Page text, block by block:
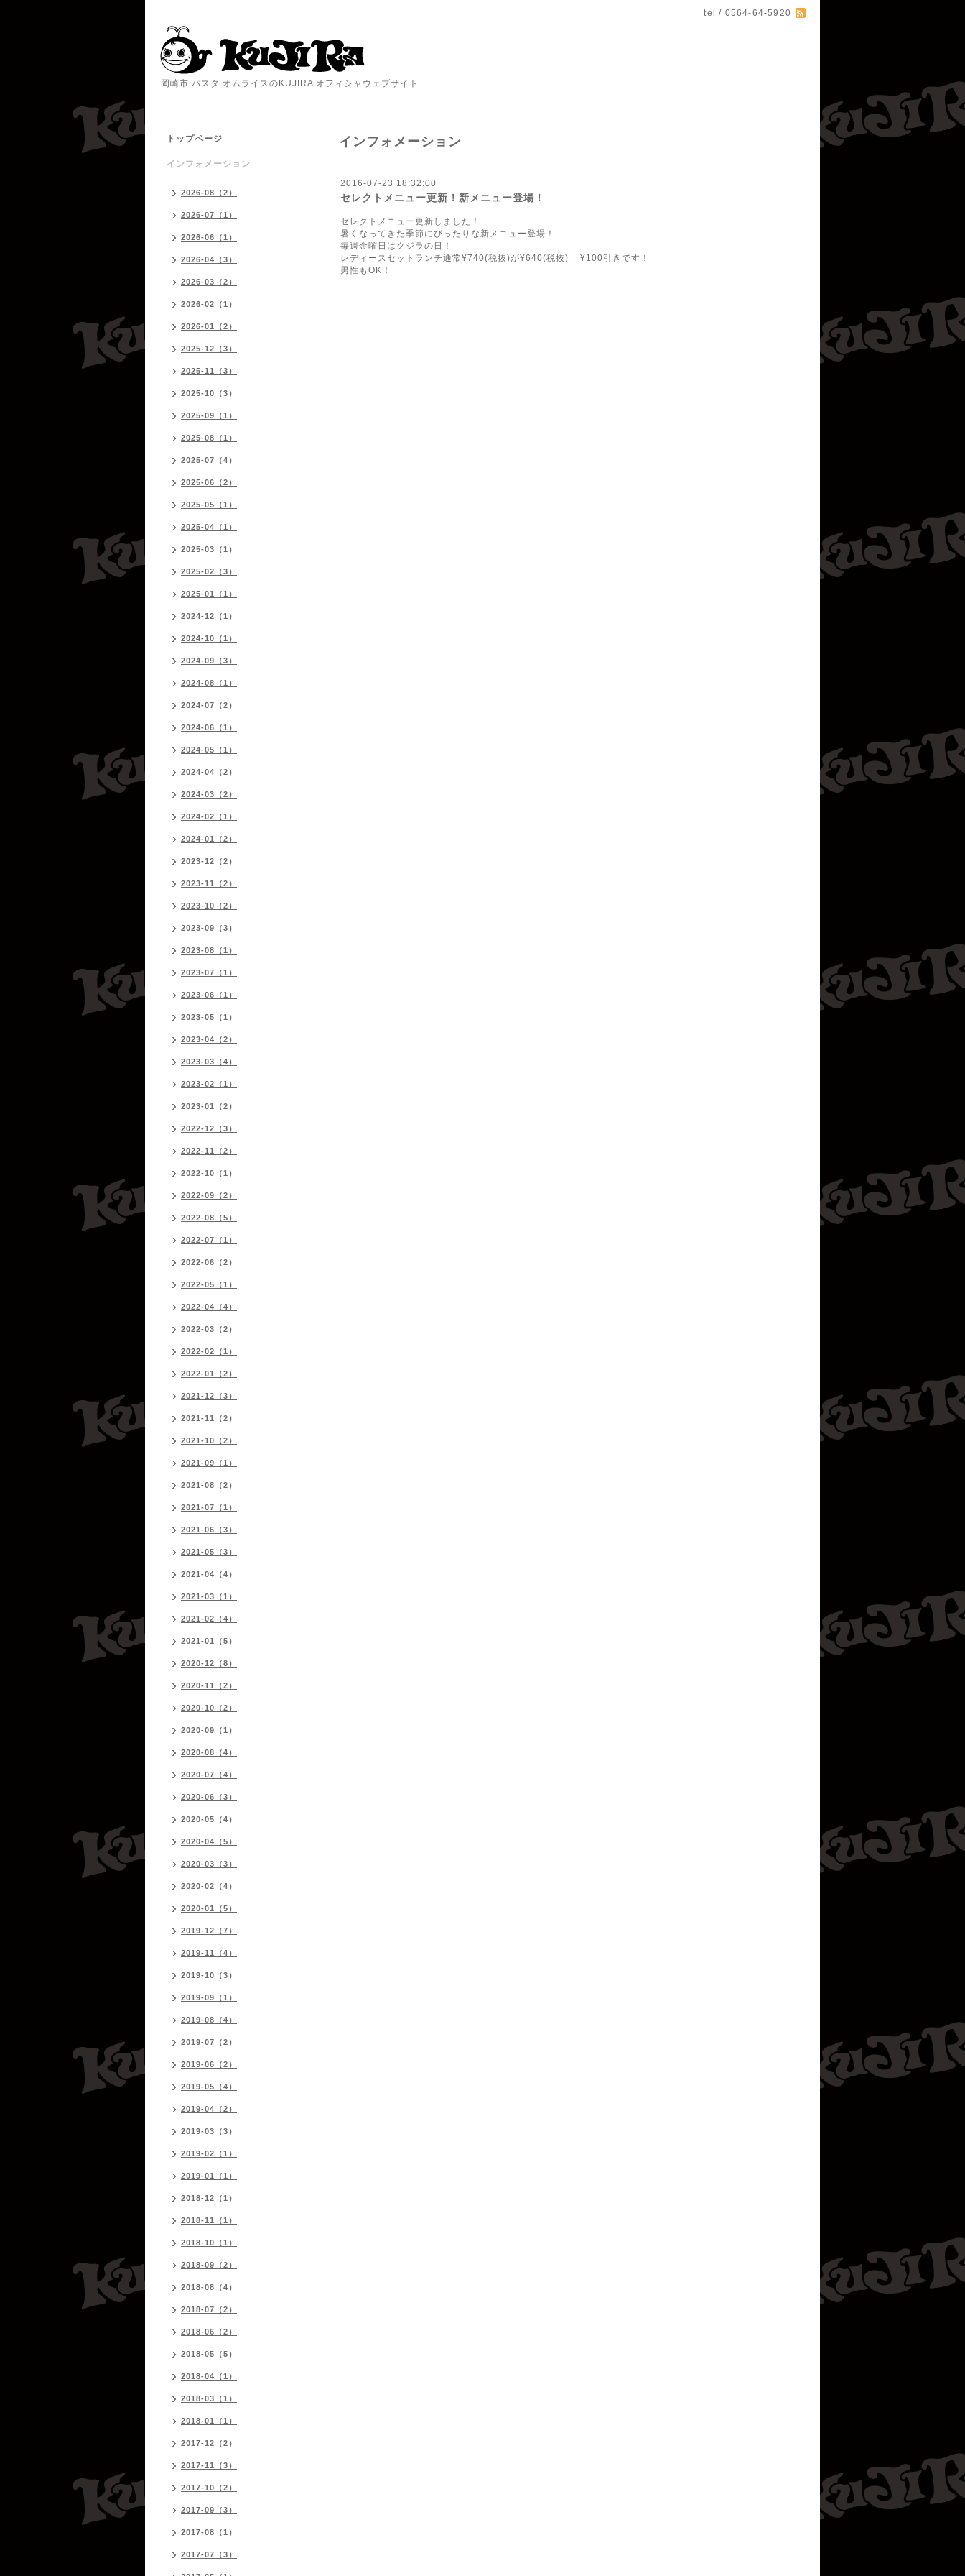
tel / 0564-64-5920
岡崎市 パスタ オムライスのKUJIRA オフィシャウェブサイト
インフォメーション
2016-07-23 18:32:00
セレクトメニュー更新！新メニュー登場！
セレクトメニュー更新しました！
暑くなってきた季節にぴったりな新メニュー登場！
毎週金曜日はクジラの日！
レディースセットランチ通常¥740(税抜)が¥640(税抜) ¥100引きです！
男性もOK！
トップページ
インフォメーション
2026-08（2）
2026-07（1）
2026-06（1）
2026-04（3）
2026-03（2）
2026-02（1）
2026-01（2）
2025-12（3）
2025-11（3）
2025-10（3）
2025-09（1）
2025-08（1）
2025-07（4）
2025-06（2）
2025-05（1）
2025-04（1）
2025-03（1）
2025-02（3）
2025-01（1）
2024-12（1）
2024-10（1）
2024-09（3）
2024-08（1）
2024-07（2）
2024-06（1）
2024-05（1）
2024-04（2）
2024-03（2）
2024-02（1）
2024-01（2）
2023-12（2）
2023-11（2）
2023-10（2）
2023-09（3）
2023-08（1）
2023-07（1）
2023-06（1）
2023-05（1）
2023-04（2）
2023-03（4）
2023-02（1）
2023-01（2）
2022-12（3）
2022-11（2）
2022-10（1）
2022-09（2）
2022-08（5）
2022-07（1）
2022-06（2）
2022-05（1）
2022-04（4）
2022-03（2）
2022-02（1）
2022-01（2）
2021-12（3）
2021-11（2）
2021-10（2）
2021-09（1）
2021-08（2）
2021-07（1）
2021-06（3）
2021-05（3）
2021-04（4）
2021-03（1）
2021-02（4）
2021-01（5）
2020-12（8）
2020-11（2）
2020-10（2）
2020-09（1）
2020-08（4）
2020-07（4）
2020-06（3）
2020-05（4）
2020-04（5）
2020-03（3）
2020-02（4）
2020-01（5）
2019-12（7）
2019-11（4）
2019-10（3）
2019-09（1）
2019-08（4）
2019-07（2）
2019-06（2）
2019-05（4）
2019-04（2）
2019-03（3）
2019-02（1）
2019-01（1）
2018-12（1）
2018-11（1）
2018-10（1）
2018-09（2）
2018-08（4）
2018-07（2）
2018-06（2）
2018-05（5）
2018-04（1）
2018-03（1）
2018-01（1）
2017-12（2）
2017-11（3）
2017-10（2）
2017-09（3）
2017-08（1）
2017-07（3）